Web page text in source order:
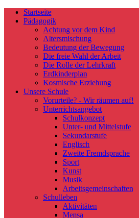
Startseite
Pädagogik
Achtung vor dem Kind
Altersmischung
Bedeutung der Bewegung
Die freie Wahl der Arbeit
Die Rolle der Lehrkraft
Erdkinderplan
Kosmische Erziehung
Unsere Schule
Vorurteile? - Wir räumen auf!
Unterrichtsangebot
Schulkonzept
Unter- und Mittelstufe
Sekundarstufe
Englisch
Zweite Fremdsprache
Sport
Kunst
Musik
Arbeitsgemeinschaften
Schulleben
Aktivitäten
Mensa